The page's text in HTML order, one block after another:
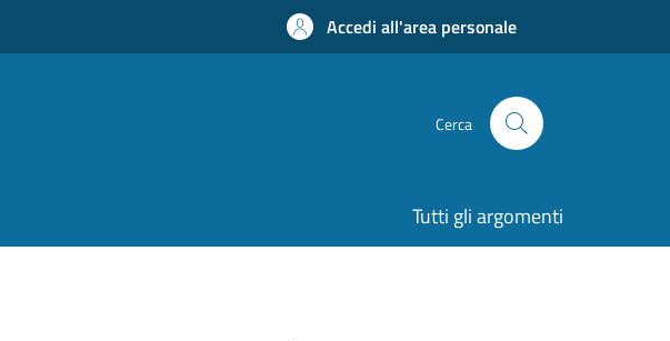
Accedi all'area personale
Cerca
Tutti gli argomenti